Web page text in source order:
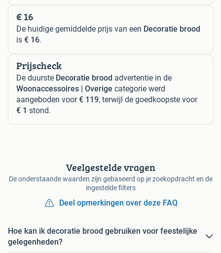
€ 16
De huidige gemiddelde prijs van een Decoratie brood
is € 16.
Prijscheck
De duurste Decoratie brood advertentie in de
Woonaccessoires | Overige categorie werd
aangeboden voor€ 119, terwijl de goedkoopste voor
€ 1 stond.
Veelgestelde vragen
De onderstaande waarden zijn gebaseerd op je zoekopdracht en de
ingestelde filters
Deel opmerkingen over deze FAQ
Hoe kan ik decoratie brood gebruiken voor feestelijke
gelegenheden?